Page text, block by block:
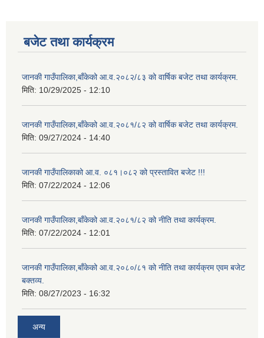
बजेट तथा कार्यक्रम
जानकी गाउँपालिका,बाँकेको आ.व.२०८२/८३ को वार्षिक बजेट तथा कार्यक्रम.
मिति: 10/29/2025 - 12:10
जानकी गाउँपालिका,बाँकेको आ.व.२०८१/८२ को वार्षिक बजेट तथा कार्यक्रम.
मिति: 09/27/2024 - 14:40
जानकी गाउँपालिकाको आ.व. ०८१।०८२ को प्रस्तावित बजेट !!!
मिति: 07/22/2024 - 12:06
जानकी गाउँपालिका,बाँकेको आ.व.२०८१/८२ को नीति तथा कार्यक्रम.
मिति: 07/22/2024 - 12:01
जानकी गाउँपालिका,बाँकेको आ.व.२०८०/८१ को नीति तथा कार्यक्रम एवम बजेट
बक्तव्य.
मिति: 08/27/2023 - 16:32
अन्य